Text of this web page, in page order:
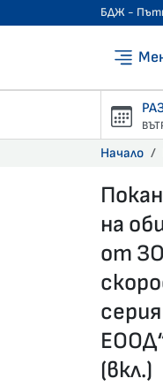
БДЖ -
Начало
на
от
(вкл.)